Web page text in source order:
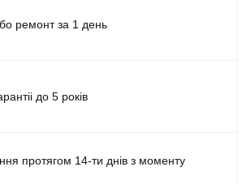
ремонт за 1 день
до 5 років
протягом 14-ти днів з моменту